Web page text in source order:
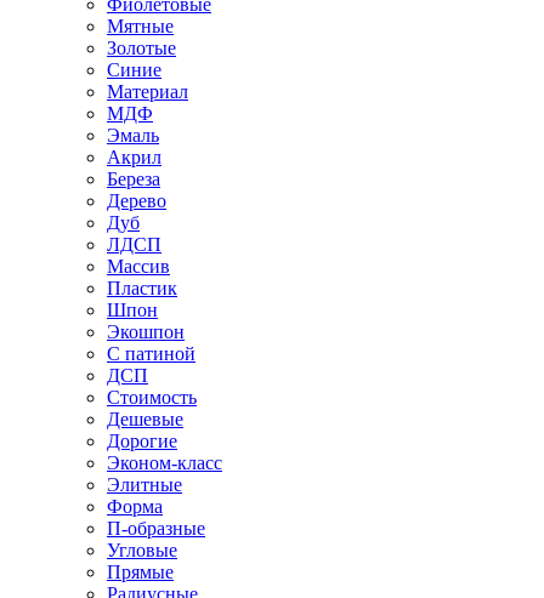
Фиолетовые
Мятные
Золотые
Синие
Материал
МДФ
Эмаль
Акрил
Береза
Дерево
Дуб
ЛДСП
Массив
Пластик
Шпон
Экошпон
С патиной
ДСП
Стоимость
Дешевые
Дорогие
Эконом-класс
Элитные
Форма
П-образные
Угловые
Прямые
Радиусные